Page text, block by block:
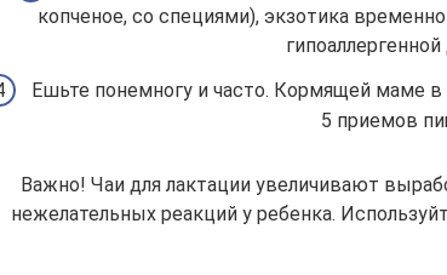
копченое, со специями), экзотика
Ешьте понемногу и часто. Кормящей маме в
5 приемов
Важно! Чаи для лактации увеличивают
нежелательных реакций у ребенка.